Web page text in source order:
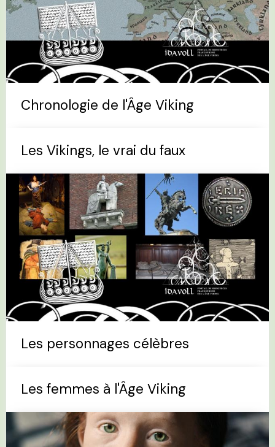
Chronologie de l'Âge Viking
Les Vikings, le vrai du faux
Les personnages célèbres
Les femmes à l'Âge Viking